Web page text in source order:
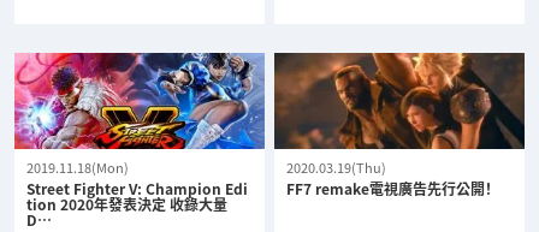
2019.11.18(Mon)
Street Fighter V: Champion Edi
tion 2020年發表決定 收錄大量
D…
2020.03.19(Thu)
FF7 remake電視廣告先行公開！